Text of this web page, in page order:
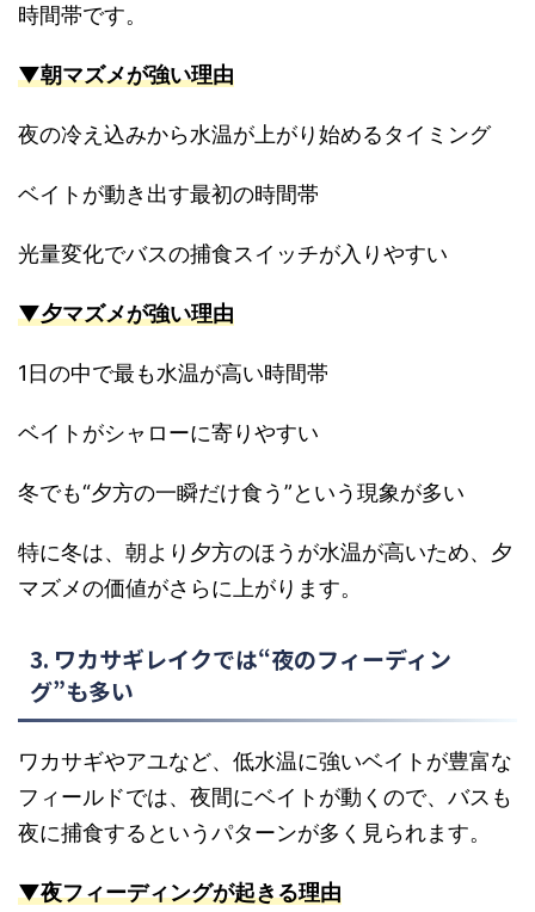
時間帯です。
▼朝マズメが強い理由
夜の冷え込みから水温が上がり始めるタイミング
ベイトが動き出す最初の時間帯
光量変化でバスの捕食スイッチが入りやすい
▼夕マズメが強い理由
1日の中で最も水温が高い時間帯
ベイトがシャローに寄りやすい
冬でも“夕方の一瞬だけ食う”という現象が多い
特に冬は、朝より夕方のほうが水温が高いため、夕
マズメの価値がさらに上がります。
3. ワカサギレイクでは“夜のフィーディン
グ”も多い
ワカサギやアユなど、低水温に強いベイトが豊富な
フィールドでは、夜間にベイトが動くので、バスも
夜に捕食するというパターンが多く見られます。
▼夜フィーディングが起きる理由